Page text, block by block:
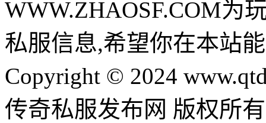
WWW.ZHAOSF.COM为
私服信息,希望你在本站
Copyright © 2024
传奇私服发布网 版权所有